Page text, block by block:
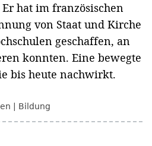
Er hat im französischen
von Staat und Kirche
geschaffen, an
konnten. Eine bewegte
bis heute nachwirkt.
Bildung